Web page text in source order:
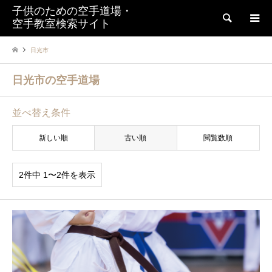
子供のための空手道場・
空手教室検索サイト
検索
日光市
日光市の空手道場
並べ替え条件
新しい順 古い順 閲覧数順
2件中 1〜2件を表示